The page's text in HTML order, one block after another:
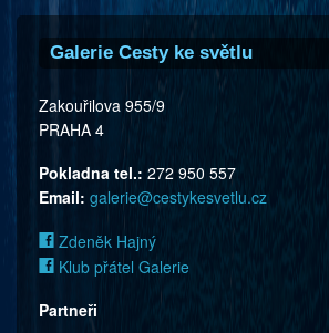
Galerie Cesty ke světlu
Zakouřilova 955/9
PRAHA 4
Pokladna tel.: 272 950 557
Email: galerie@cestykesvetlu.cz
Zdeněk Hajný
Klub přátel Galerie
Partneři